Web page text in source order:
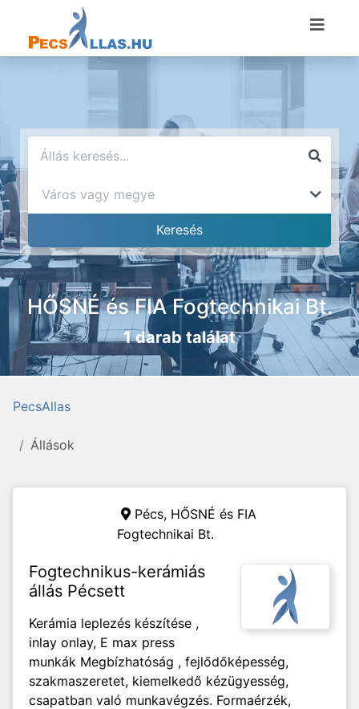
HŐSNÉ és FIA Fogtechnikai Bt.
1 darab találat
PecsAllas
Állások
Pécs, HŐSNÉ és FIA
Fogtechnikai Bt.
Fogtechnikus-kerámiás
állás Pécsett
Kerámia leplezés készítése ,
inlay onlay, E max press
munkák Megbízhatóság , fejlődőképesség,
szakmaszeretet, kiemelkedő kézügyesség,
csapatban való munkavégzés. Formaérzék,